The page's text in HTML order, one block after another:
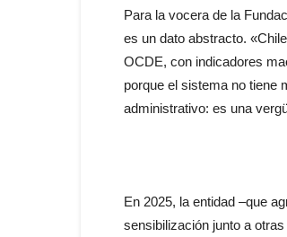
Para la vocera de la
es un dato abstracto.
OCDE, con indicadores
porque el sistema no tiene
administrativo: es una
En 2025, la entidad –que
sensibilización junto a